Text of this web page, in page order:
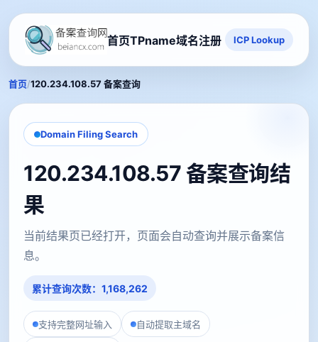
首页TPname域名注册 ICP Lookup
首页/120.234.108.57 备案查询
Domain Filing Search
120.234.108.57 备案查询结
果
当前结果页已经打开，页面会自动查询并展示备案信
息。
累计查询次数：1,168,262
支持完整网址输入 自动提取主域名